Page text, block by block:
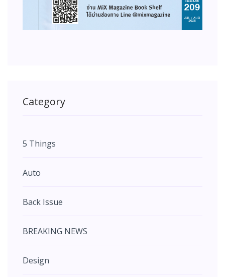
Category
5 Things
Auto
Back Issue
BREAKING NEWS
Design